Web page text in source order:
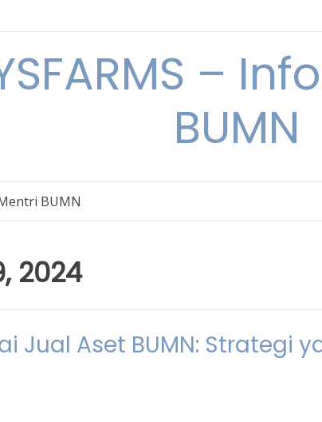
–
BUMN
BUMN
2024
Jual Aset BUMN: Strategi